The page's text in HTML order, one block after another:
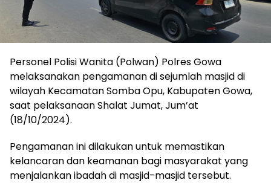
Personel Polisi Wanita (Polwan) Polres Gowa
melaksanakan pengamanan di sejumlah masjid di
wilayah Kecamatan Somba Opu, Kabupaten Gowa,
saat pelaksanaan Shalat Jumat, Jum’at
(18/10/2024).
Pengamanan ini dilakukan untuk memastikan
kelancaran dan keamanan bagi masyarakat yang
menjalankan ibadah di masjid-masjid tersebut.